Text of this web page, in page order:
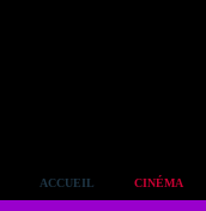
ACCUEIL CINÉMA